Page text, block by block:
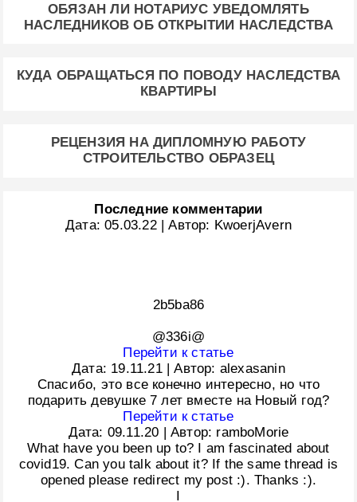
ОБЯЗАН ЛИ НОТАРИУС УВЕДОМЛЯТЬ
НАСЛЕДНИКОВ ОБ ОТКРЫТИИ НАСЛЕДСТВА
КУДА ОБРАЩАТЬСЯ ПО ПОВОДУ НАСЛЕДСТВА
КВАРТИРЫ
РЕЦЕНЗИЯ НА ДИПЛОМНУЮ РАБОТУ
СТРОИТЕЛЬСТВО ОБРАЗЕЦ
Последние комментарии
Дата:05.03.22|Автор: KwoerjAvern
2b5ba86
@336i@
Перейти к статье
Дата: 19.11.21|Автор: alexasanin
Спасибо, это все конечно интересно, но что
подарить девушке 7 лет вместе на Новый год?
Перейти к статье
Дата: 09.11.20 Автор: ramboMorie
What have you been up to? I am fascinated about
covid19. Can you talk about it? If the same thread is
opened please redirect my post :). Thanks :).